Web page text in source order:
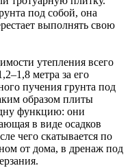
под собой, она
выполнять свою
утепления всего
метра за его
пучения грунта под
образом плиты
функцию: они
в виде осадков
чего скатывается по
от дома, в дренаж под